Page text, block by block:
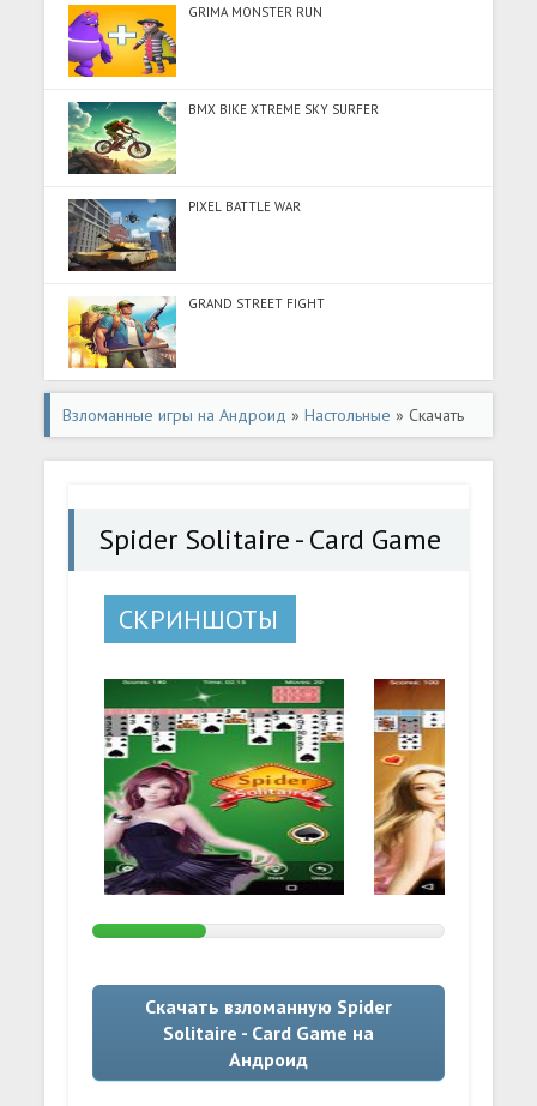
GRIMA MONSTER RUN
BMX BIKE XTREME SKY SURFER
PIXEL BATTLE WAR
GRAND STREET FIGHT
Взломанные игры на Андроид »Настольные » Скачать
взломанную Spider Solitaire - Card Game (Мод все
Spider Solitaire - Card Game
СКРИНШОТЫ
Скачать взломанную Spider
Solitaire - Card Game на
Андроид